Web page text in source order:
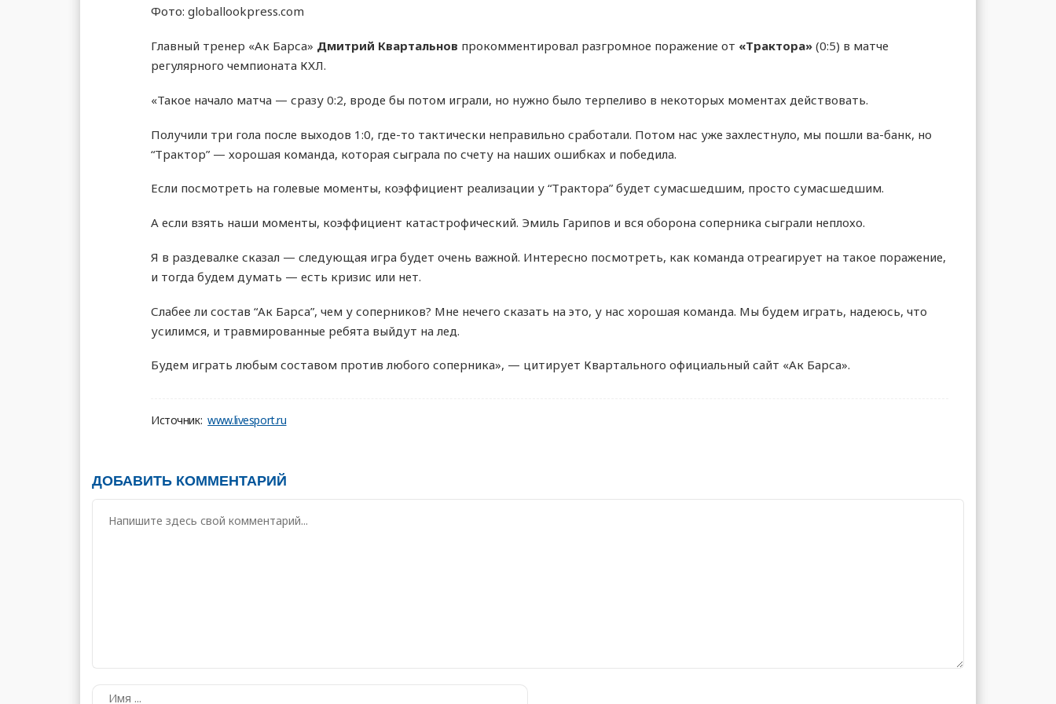
Фото: globallookpress.com
Главный тренер «Ак Барса» Дмитрий Квартальнов прокомментировал разгромное поражение от «Трактора» (0:5) в матче
регулярного чемпионата КХЛ.
«Такое начало матча — сразу 0:2, вроде бы потом играли, но нужно было терпеливо в некоторых моментах действовать.
Получили три гола после выходов 1:0, где-то тактически неправильно сработали. Потом нас уже захлестнуло, мы пошли ва-банк, но
“Трактор” — хорошая команда, которая сыграла по счету на наших ошибках и победила.
Если посмотреть на голевые моменты, коэффициент реализации у “Трактора” будет сумасшедшим, просто сумасшедшим.
А если взять наши моменты, коэффициент катастрофический. Эмиль Гарипов и вся оборона соперника сыграли неплохо.
Я в раздевалке сказал — следующая игра будет очень важной. Интересно посмотреть, как команда отреагирует на такое поражение,
и тогда будем думать — есть кризис или нет.
Слабее ли состав “Ак Барса”, чем у соперников? Мне нечего сказать на это, у нас хорошая команда. Мы будем играть, надеюсь, что
усилимся, и травмированные ребята выйдут на лед.
Будем играть любым составом против любого соперника», — цитирует Квартального официальный сайт «Ак Барса».
Источник: www.livesport.ru
ДОБАВИТЬ КОММЕНТАРИЙ